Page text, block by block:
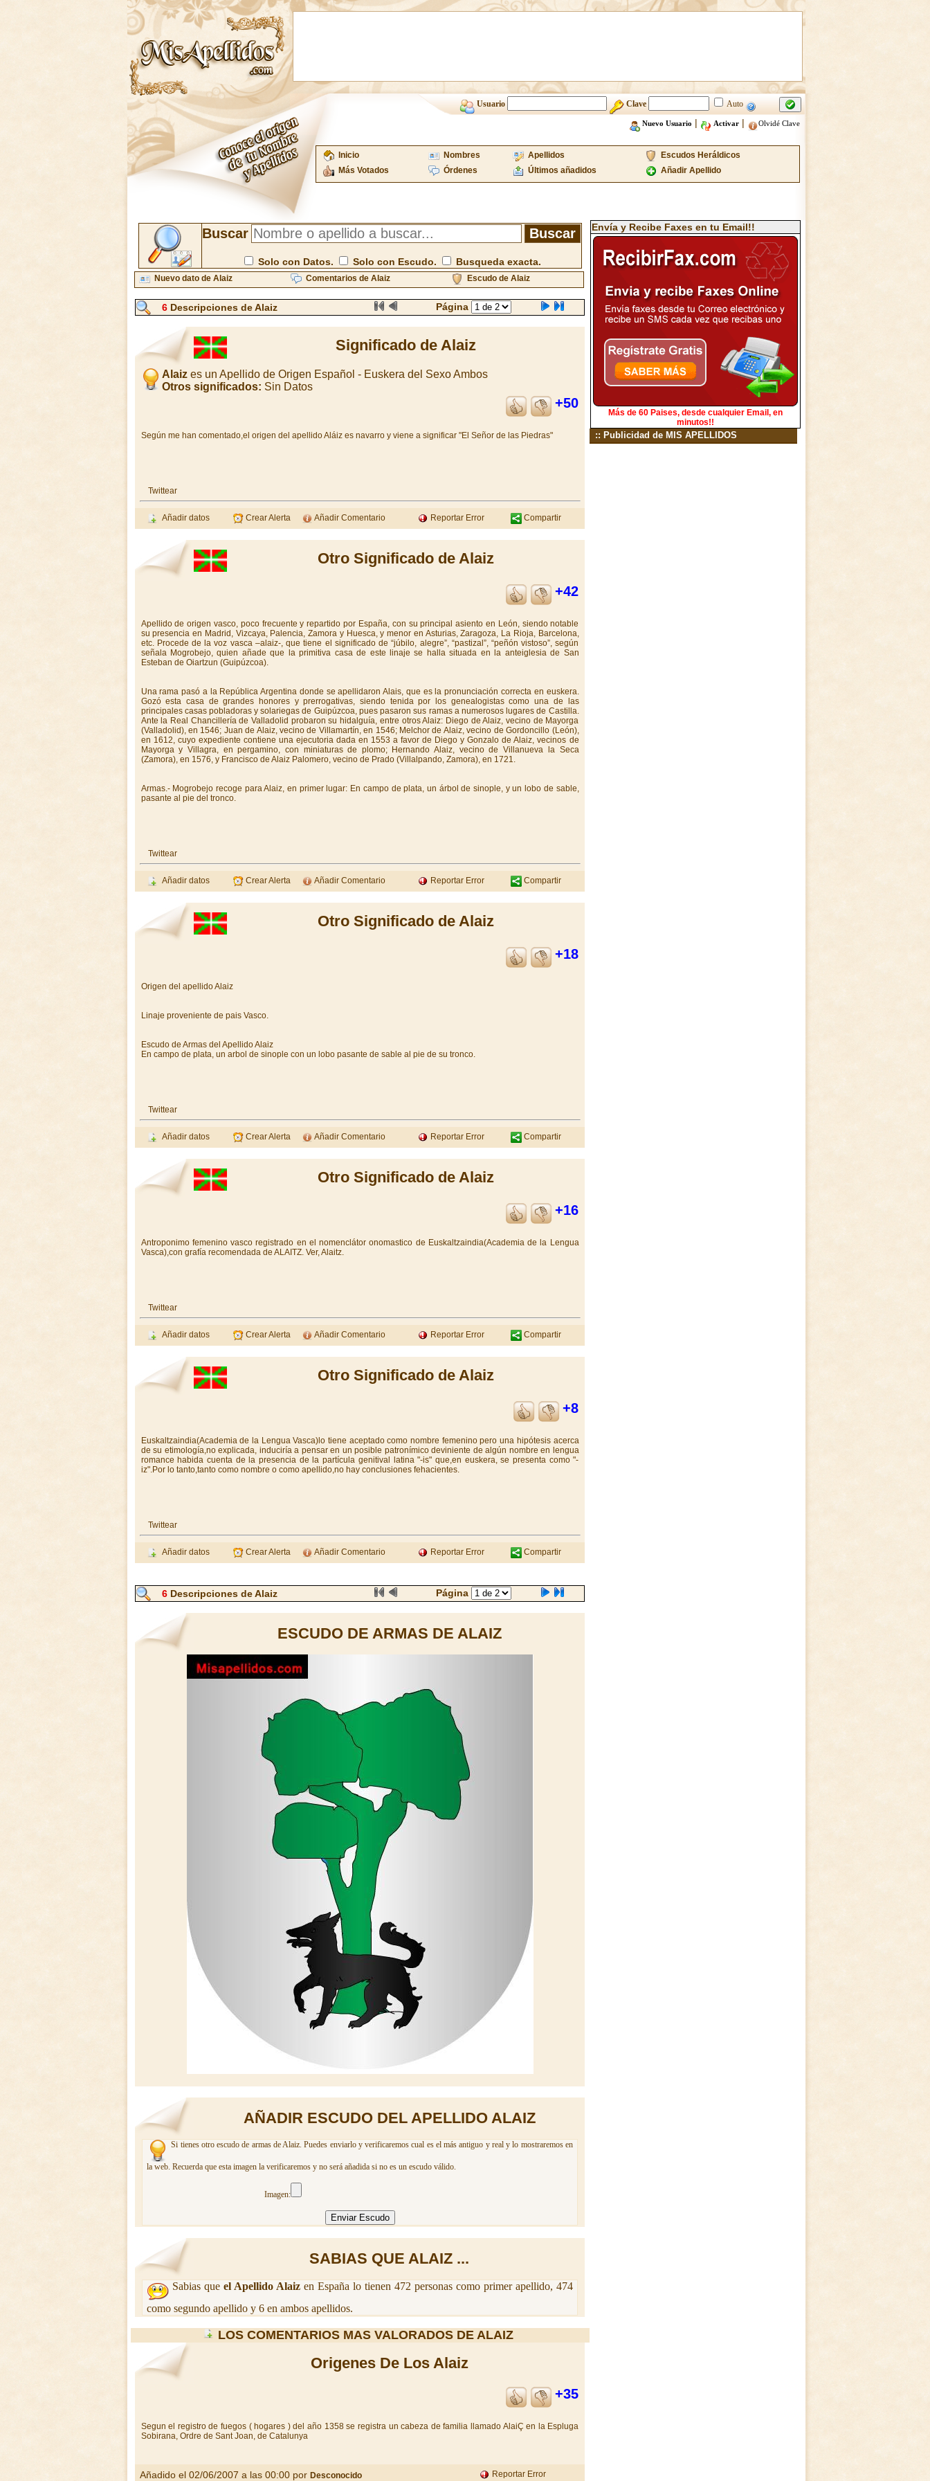
Usuario Clave Auto
Nuevo Usuario | Activar| Olvidé Clave
Inicio Nombres Apellidos
Escudos Heráldicos
Más Votados
Órdenes Últimos añadidos Añadir Apellido
Buscar
Solo con Datos. Solo con Escudo. Busqueda exacta.
Nuevo dato de Alaiz Comentarios de Alaiz Escudo de Alaiz
6 Descripciones de Alaiz Página
Significado de Alaiz
Alaizes un Apellido de Origen Español - Euskera del Sexo Ambos
Otros significados: Sin Datos
+50
Según me han comentado,el origen del apellido Aláiz es navarro y viene a significar "El Señor de las Piedras"
Twittear
Añadir datos Crear Alerta Añadir Comentario Reportar Error Compartir
Otro Significado de Alaiz
+42
Apellido de origen vasco, poco frecuente y repartido por España, con su principal asiento en León, siendo notable
su presencia en Madrid, Vizcaya, Palencia, Zamora y Huesca, y menor en Asturias, Zaragoza, La Rioja, Barcelona,
etc. Procede de la voz vasca –alaiz-, que tiene el significado de “júbilo, alegre”, “pastizal”, “peñón vistoso”, según
señala Mogrobejo, quien añade que la primitiva casa de este linaje se halla situada en la anteiglesia de San
Esteban de Oiartzun (Guipúzcoa).
Una rama pasó a la República Argentina donde se apellidaron Alais, que es la pronunciación correcta en euskera.
Gozó esta casa de grandes honores y prerrogativas, siendo tenida por los genealogistas como una de las
principales casas pobladoras y solariegas de Guipúzcoa, pues pasaron sus ramas a numerosos lugares de Castilla.
Ante la Real Chancillería de Valladolid probaron su hidalguía, entre otros Alaiz: Diego de Alaiz, vecino de Mayorga
(Valladolid), en 1546; Juan de Alaiz, vecino de Villamartín, en 1546; Melchor de Alaiz, vecino de Gordoncillo (León),
en 1612, cuyo expediente contiene una ejecutoria dada en 1553 a favor de Diego y Gonzalo de Alaiz, vecinos de
Mayorga y Villagra, en pergamino, con miniaturas de plomo; Hernando Alaiz, vecino de Villanueva la Seca
(Zamora), en 1576, y Francisco de Alaiz Palomero, vecino de Prado (Villalpando, Zamora), en 1721.
Armas.- Mogrobejo recoge para Alaiz, en primer lugar: En campo de plata, un árbol de sinople, y un lobo de sable,
pasante al pie del tronco.
Twittear
Añadir datos Crear Alerta Añadir Comentario Reportar Error Compartir
Otro Significado de Alaiz
+18
Origen del apellido Alaiz
Linaje proveniente de pais Vasco.
Escudo de Armas del Apellido Alaiz
En campo de plata, un arbol de sinople con un lobo pasante de sable al pie de su tronco.
Twittear
Añadir datos Crear Alerta Añadir Comentario Reportar Error Compartir
Otro Significado de Alaiz
+16
Antroponimo femenino vasco registrado en el nomenclátor onomastico de Euskaltzaindia(Academia de la Lengua
Vasca),con grafía recomendada de ALAITZ. Ver, Alaitz.
Twittear
Añadir datos Crear Alerta Añadir Comentario Reportar Error Compartir
Otro Significado de Alaiz
+8
Euskaltzaindia(Academia de la Lengua Vasca)lo tiene aceptado como nombre femenino pero una hipótesis acerca
de su etimología,no explicada, induciría a pensar en un posible patronímico deviniente de algún nombre en lengua
romance habida cuenta de la presencia de la partícula genitival latina "-is" que,en euskera, se presenta como "-
iz".Por lo tanto,tanto como nombre o como apellido,no hay conclusiones fehacientes.
Twittear
Añadir datos Crear Alerta Añadir Comentario Reportar Error Compartir
6 Descripciones de Alaiz Página
ESCUDO DE ARMAS DE ALAIZ
AÑADIR ESCUDO DEL APELLIDO ALAIZ
Si tienes otro escudo de armas de Alaiz. Puedes enviarlo y verificaremos cual es el más antiguo y real y lo mostraremos en
la web. Recuerda que esta imagen la verificaremos y no será añadida si no es un escudo válido.
Imagen:
SABIAS QUE ALAIZ ...
Sabias que el Apellido Alaiz en España lo tienen 472 personas como primer apellido, 474
como segundo apellido y 6 en ambos apellidos.
LOS COMENTARIOS MAS VALORADOS DE ALAIZ
Origenes De Los Alaiz
+35
Segun el registro de fuegos ( hogares ) del año 1358 se registra un cabeza de familia llamado AlaiÇ en la Espluga
Sobirana, Ordre de Sant Joan, de Catalunya
Añadido el 02/06/2007 a las 00:00 por Desconocido Reportar Error
Envía y Recibe Faxes en tu Email!!
Más de 60 Paises, desde cualquier Email, en
minutos!!
:: Publicidad de MIS APELLIDOS